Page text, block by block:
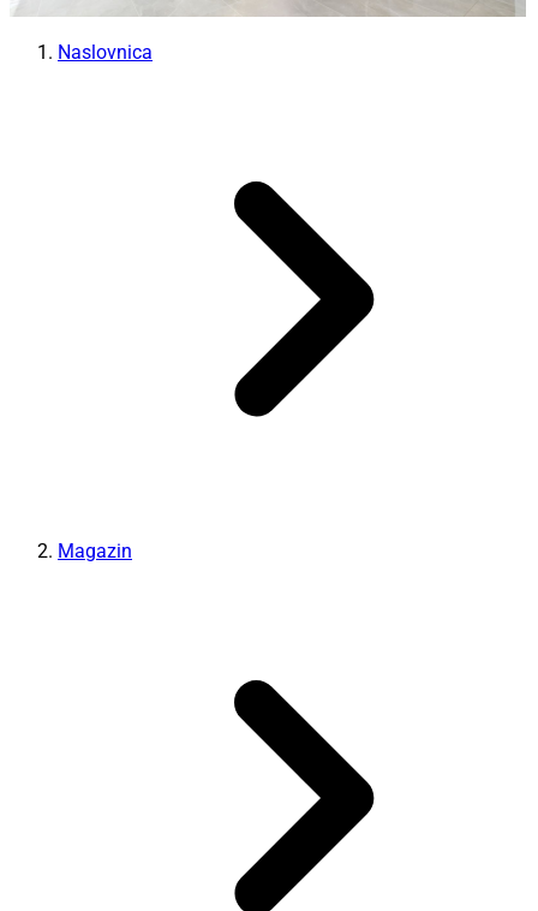
Naslovnica
Magazin